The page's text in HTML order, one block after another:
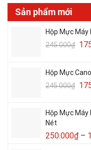
Sản phẩm mới
Hộp Mực Máy
245.000₫
Hộp Mực
245.000₫
Hộp Mực Máy
Nét
250.000₫ –